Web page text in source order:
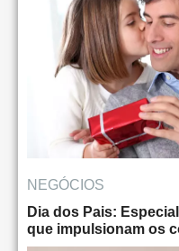
NEGÓCIOS
Dia dos Pais:
que impulsionam os